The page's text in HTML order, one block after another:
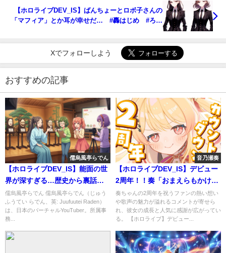
【ホロライブDEV_IS】ばんちょーとロボ子さんの
「マフィア」とか耳が幸せだ… #轟はじめ #ろぼ
Xでフォローしよう
おすすめの記事
儒烏風亭らでん
【ホロライブDEV_IS】能面の世
界が深すぎる…歴史から裏話ま
で全部解説 #儒烏風亭らでん
#諸星めぐる
儒烏風亭らでん 儒烏風亭らでん（じゅう
ふうてい らでん、英: Juufuutei Raden）
は、日本のバーチャルYouTuber。所属事
務...
音乃瀬奏
【ホロライブDEV_IS】デビュー
2周年！！奏「おまえらもかけが
えのない支え」 #音乃瀬奏
奏ちゃんの2周年を祝うファンの熱い想い
や歌声の魅力が溢れるコメントが寄せら
れ、彼女の成長と人気に感謝が広がってい
る。 【ホロライブ】デビュー...